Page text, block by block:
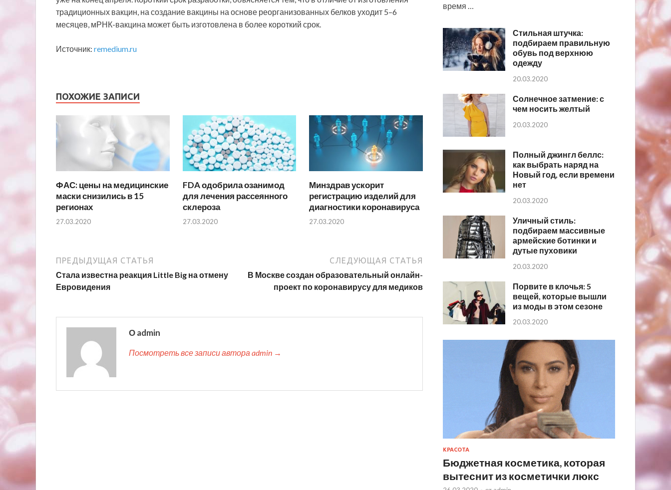
традиционных вакцин, на создание вакцины на основе реорганизованных белков уходит 5–6
месяцев, мРНК-вакцина может быть изготовлена в более короткий срок.
Источник: remedium.ru
ПОХОЖИЕ ЗАПИСИ
ФАС: цены на медицинские
маски снизились в 15
регионах
27.03.2020
FDA одобрила озанимод
для лечения рассеянного
склероза
27.03.2020
Минздрав ускорит
регистрацию изделий для
диагностики коронавируса
27.03.2020
ПРЕДЫДУЩАЯ СТАТЬЯ
Стала известна реакция Little Big на отмену
Евровидения
СЛЕДУЮЩАЯ СТАТЬЯ
В Москве создан образовательный онлайн-
проект по коронавирусу для медиков
О admin
Посмотреть все записи автора admin →
время …
Стильная штучка:
подбираем правильную
обувь под верхнюю
одежду
20.03.2020
Солнечное затмение: с
чем носить желтый
20.03.2020
Полный джингл беллс:
как выбрать наряд на
Новый год, если времени
нет
20.03.2020
Уличный стиль:
подбираем массивные
армейские ботинки и
дутые пуховики
20.03.2020
Порвите в клочья: 5
вещей, которые вышли
из моды в этом сезоне
20.03.2020
КРАСОТА
Бюджетная косметика, которая
вытеснит из косметички люкс